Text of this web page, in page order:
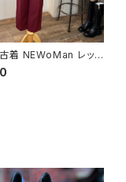
着 NEWoMan レッド